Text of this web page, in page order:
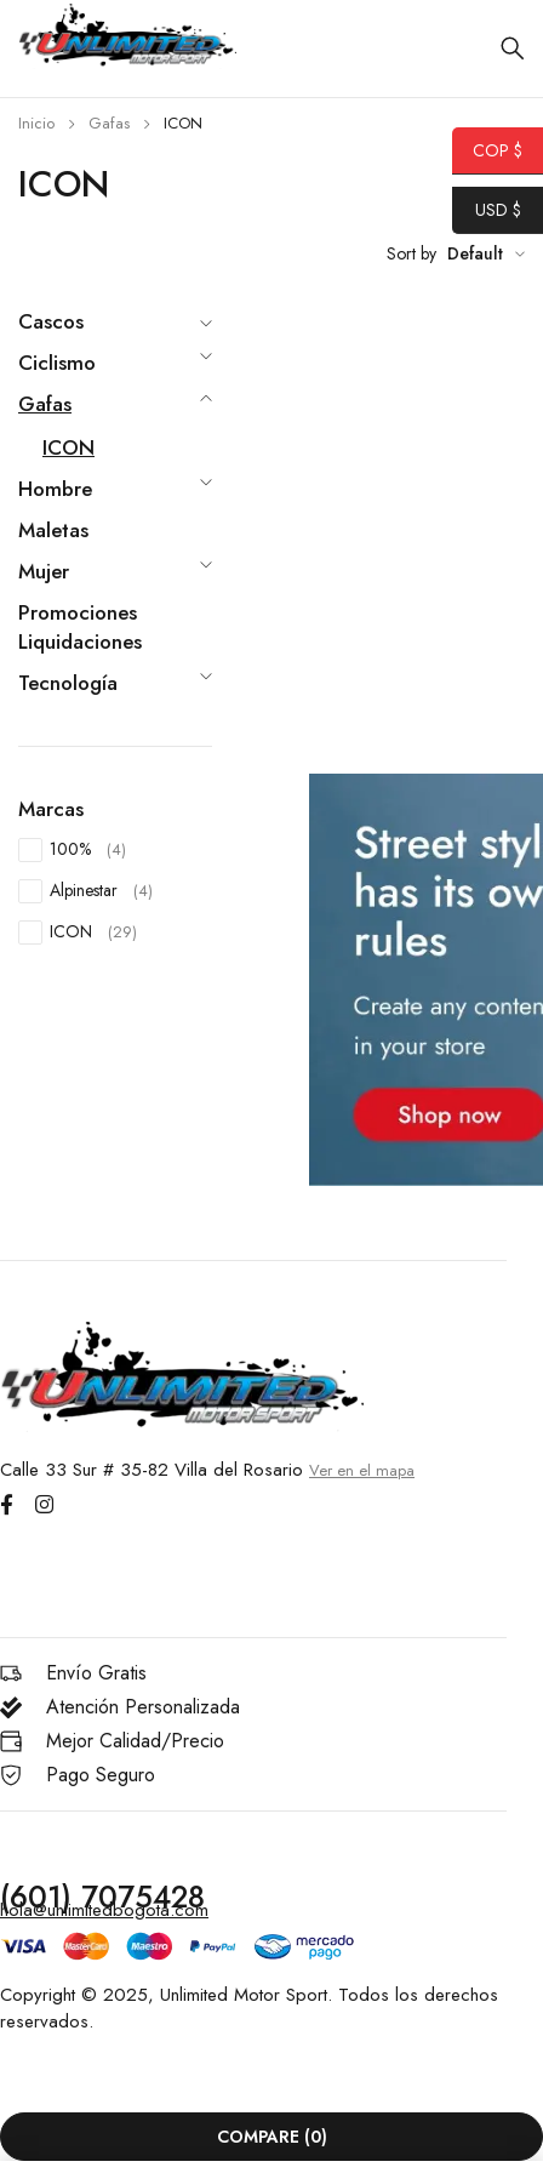
ICON
Inicio Gafas ICON
Cascos
Ciclismo
Gafas
ICON
Hombre
Maletas
Mujer
Promociones
Liquidaciones
Tecnología
Marcas
100% (4)
Alpinestar (4)
ICON (29)
Sort by Default
Calle 33 Sur # 35-82 Villa del Rosario Ver en el mapa
Envío Gratis
Atención Personalizada
Mejor Calidad/Precio
Pago Seguro
(601) 7075428
hola@unlimitedbogota.com
Copyright © 2025, Unlimited Motor Sport. Todos los derechos
reservados.
COP $
USD $
COMPARE (0)